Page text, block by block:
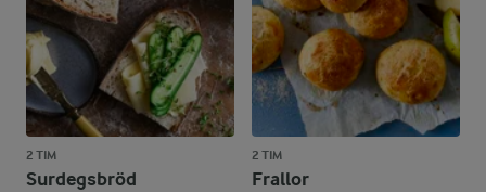
2 TIM
Surdegsbröd
2 TIM
Frallor